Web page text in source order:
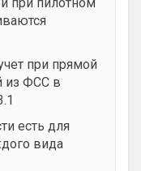
при прямой
из ФСС в
есть для
вида